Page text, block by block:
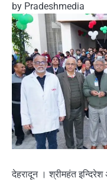
by Pradeshmedia
देहरादून । श्रीमहंत